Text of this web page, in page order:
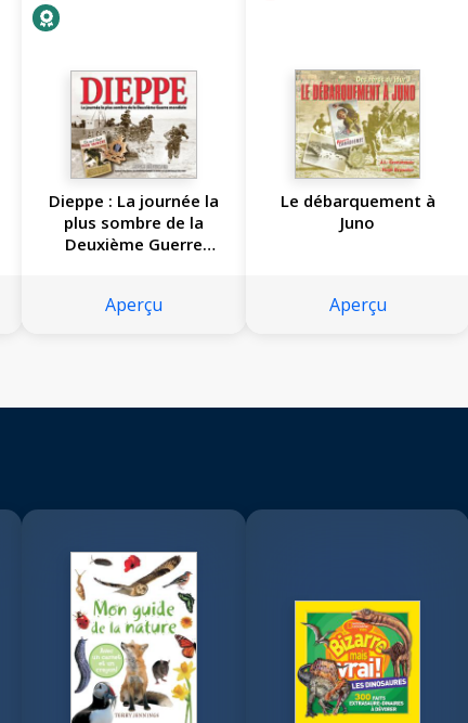
Dieppe : La journée la
plus sombre de la
Deuxième Guerre
Aperçu
Le débarquement à
Juno
Aperçu